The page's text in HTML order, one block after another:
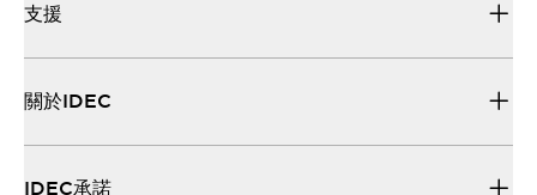
支援
關於IDEC
IDEC承諾